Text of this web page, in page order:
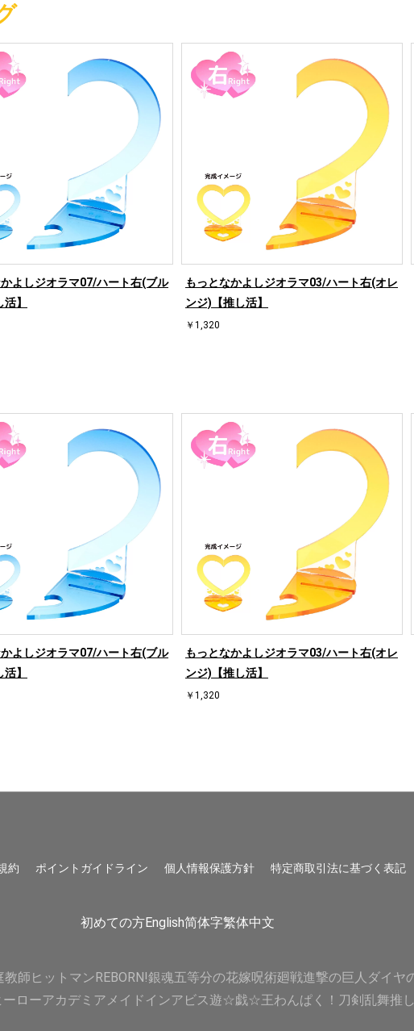
よしジオラマ07/ハート右(ブル
】
もっとなかよしジオラマ03/ハート右(オレ
ンジ)【推し活】
￥1,320
よしジオラマ07/ハート右(ブル
】
もっとなかよしジオラマ03/ハート右(オレ
ンジ)【推し活】
￥1,320
約 ポイントガイドライン 個人情報保護方針 特定商取引法に基づく表記
初めての方English简体字繁体中文
教師ヒットマンREBORN!銀魂五等分の花嫁呪術廻戦進撃の巨人 ダイヤ
ローアカデミア メイドインアビス遊☆戯☆王わんぱく！刀剣乱舞推